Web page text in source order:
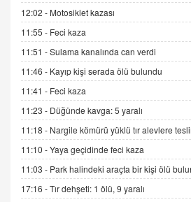
DR. EKREM ASLAN
Gerçek Ne, Algı Ne?
Cümlesinin Peşinden
19.07.2025 12:45
GÖNÜL MENEKŞE
Şifacının Yolu
04.11.2025 12:56
AV. RÜMEYSA ÖZKALE
Kira Uyuşmazlıklarında
Arabulucuya Başvuru
12:02 - Motosiklet kazası
11:55 - Feci kaza
11:51 -Sulama kanalında can verdi
11:46 - Kayıp kişi serada ölü bulundu
11:41 - Feci kaza
11:23 - Düğünde kavga: 5 yaralı
11:18 - Nargile kömürü yüklü tır alevlere
11:10 -Yaya geçidinde feci kaza
11:03 - Park halindeki araçta bir kişi ölü
17:16 -Tır dehşeti: 1 ölü, 9 yaralı